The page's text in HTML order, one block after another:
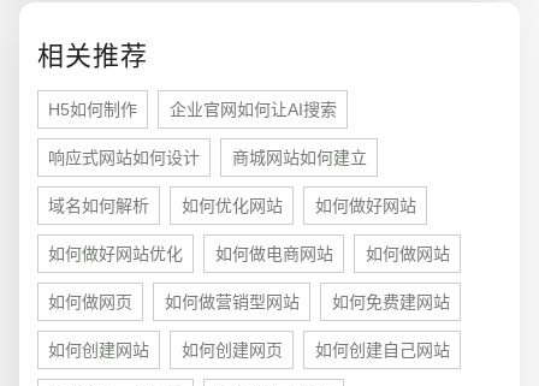
相关推荐
H5如何制作 企业官网如何让AI搜索
响应式网站如何设计 商城网站如何建立
域名如何解析 如何优化网站 如何做好网站
如何做好网站优化 如何做电商网站 如何做网站
如何做网页 如何做营销型网站 如何免费建网站
如何创建网站 如何创建网页 如何创建自己网站
电商及系统平台开发 · 微信小程序开发